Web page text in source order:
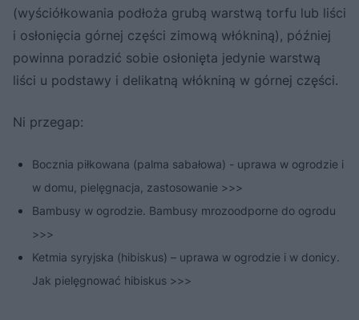
(wyściółkowania podłoża grubą warstwą torfu lub liści
i osłonięcia górnej części zimową włókniną), później
powinna poradzić sobie osłonięta jedynie warstwą
liści u podstawy i delikatną włókniną w górnej części.
Ni przegap:
Bocznia piłkowana (palma sabałowa) - uprawa w ogrodzie i
w domu, pielęgnacja, zastosowanie >>>
Bambusy w ogrodzie. Bambusy mrozoodporne do ogrodu
>>>
Ketmia syryjska (hibiskus) – uprawa w ogrodzie i w donicy.
Jak pielęgnować hibiskus >>>